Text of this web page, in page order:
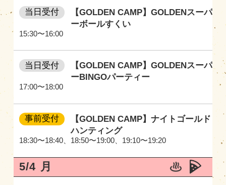
15:30〜16:00
当日受付
【GOLDEN CAMP】GOLDENスーパ
ーボールすくい
17:00〜18:00
当日受付
【GOLDEN CAMP】GOLDENスーパ
ーBINGOパーティー
18:30〜18:40 18:50〜19:00 19:10〜19:20
事前受付
【GOLDEN CAMP】ナイトゴールド
ハンティング
5/4 月